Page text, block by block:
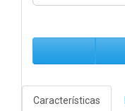
Características